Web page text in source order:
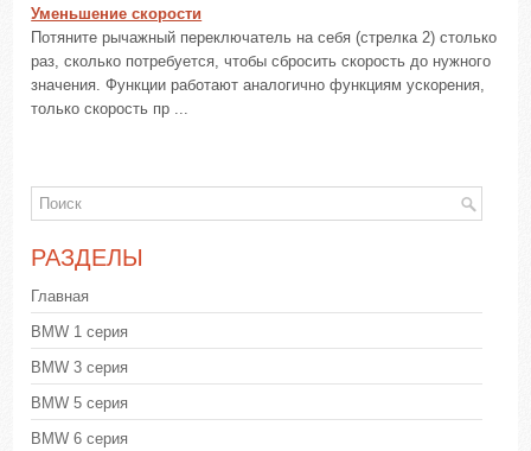
Уменьшение скорости
Потяните рычажный переключатель на себя (стрелка 2) столько
раз, сколько потребуется, чтобы сбросить скорость до нужного
значения. Функции работают аналогично функциям ускорения,
только скорость пр ...
РАЗДЕЛЫ
Главная
BMW 1 серия
BMW 3 серия
BMW 5 серия
BMW 6 серия